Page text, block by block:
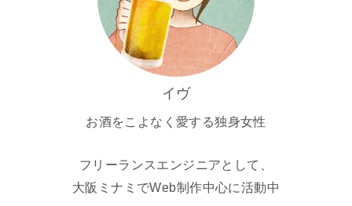
イヴ
お酒をこよなく愛する独身女性
フリーランスエンジニアとして、
大阪ミナミでWeb制作中心に活動中